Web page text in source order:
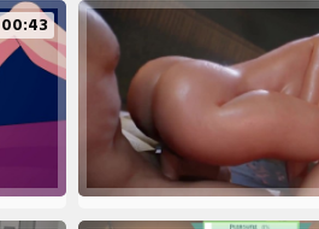
00:43